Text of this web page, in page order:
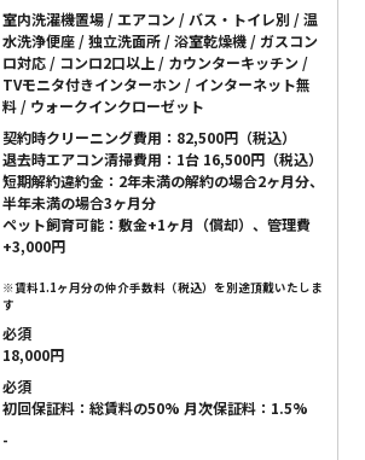
室内洗濯機置場 / エアコン / バス・トイレ別 / 温
水洗浄便座 / 独立洗面所 / 浴室乾燥機 / ガスコン
ロ対応 / コンロ2口以上 / カウンターキッチン /
TVモニタ付きインターホン / インターネット無
料 / ウォークインクローゼット
契約時クリーニング費用：82,500円（税込）
退去時エアコン清掃費用：1台 16,500円（税込）
短期解約違約金：2年未満の解約の場合2ヶ月分、
半年未満の場合3ヶ月分
ペット飼育可能：敷金+1ヶ月（償却）、管理費
+3,000円
※賃料1.1ヶ月分の仲介手数料（税込）を別途頂戴いたしま
す
必須
18,000円
必須
初回保証料：総賃料の50% 月次保証料：1.5%
-